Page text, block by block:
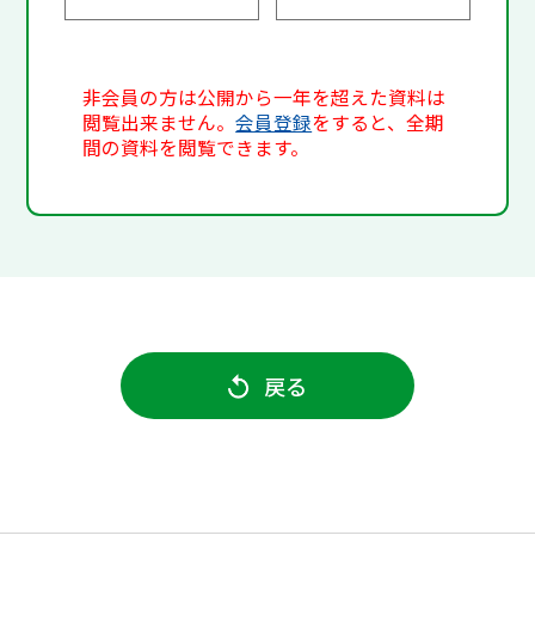
非会員の方は公開から一年を超えた資料は
閲覧出来ません。会員登録をすると、全期
間の資料を閲覧できます。
戻る